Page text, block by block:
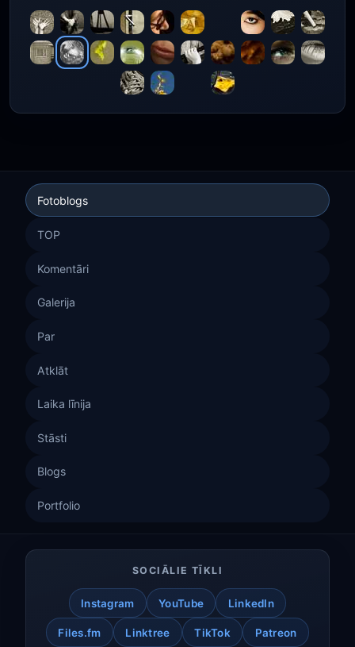
Fotoblogs
TOP
Komentāri
Galerija
Par
Atklāt
Laika līnija
Stāsti
Blogs
Portfolio
SOCIĀLIE TĪKLI
Instagram YouTube LinkedIn
Files.fm Linktree TikTok Patreon